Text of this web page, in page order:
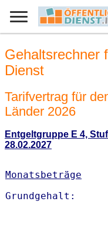
Gehaltsrechner
Dienst
Tarifvertrag für
Länder 2026
Entgeltgruppe E 4,
28.02.2027
Monatsbeträge